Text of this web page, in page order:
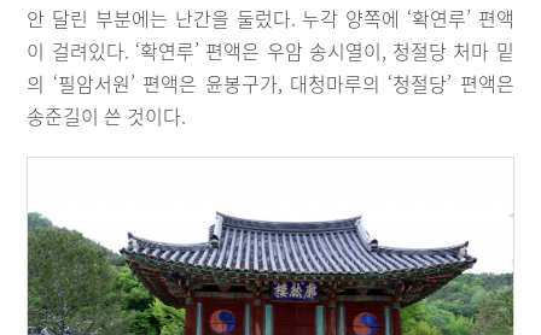
안 달린 부분에는 난간을 둘렀다. 누각 양쪽에 ‘확연루’ 편액
이 걸려있다. ‘확연루’ 편액은 우암 송시열이, 청절당 처마 밑
의 ‘필암서원’ 편액은 윤봉구가, 대청마루의 ‘청절당’ 편액은
송준길이 쓴 것이다.